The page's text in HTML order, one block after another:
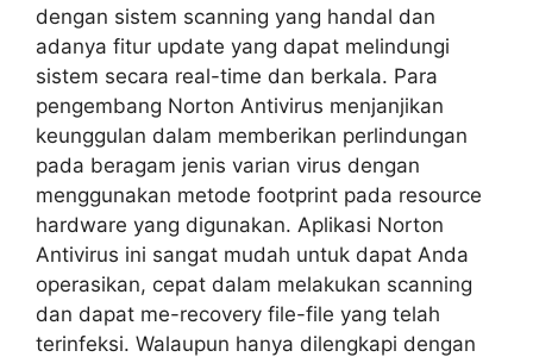
dengan sistem scanning yang handal dan
adanya fitur update yang dapat melindungi
sistem secara real-time dan berkala. Para
pengembang Norton Antivirus menjanjikan
keunggulan dalam memberikan perlindungan
pada beragam jenis varian virus dengan
menggunakan metode footprint pada resource
hardware yang digunakan. Aplikasi Norton
Antivirus ini sangat mudah untuk dapat Anda
operasikan, cepat dalam melakukan scanning
dan dapat me-recovery file-file yang telah
terinfeksi. Walaupun hanya dilengkapi dengan